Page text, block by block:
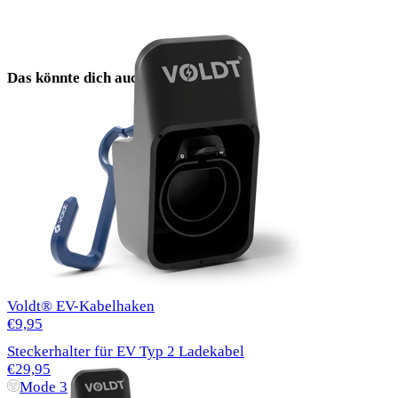
Das könnte dich auch interessieren
Voldt® EV-Kabelhaken
€9,95
Steckerhalter für EV Typ 2 Ladekabel
€29,95
Mode 3